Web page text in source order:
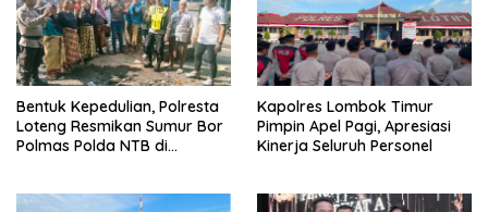
Bentuk Kepedulian, Polresta
Loteng Resmikan Sumur Bor
Polmas Polda NTB di
Kapolres Lombok Timur
Pimpin Apel Pagi, Apresiasi
Kinerja Seluruh Personel